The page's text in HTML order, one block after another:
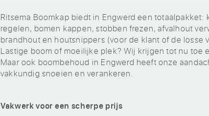
Ritsema Boomkap biedt in Engwerd een totaalpakket:
regelen, bomen kappen, stobben frezen, afvalhout
brandhout en houtsnippers (voor de klant of de losse
Lastige boom of moeilijke plek? Wij krijgen tot nu toe
Maar ook boombehoud in Engwerd heeft onze
vakkundig snoeien en verankeren.
Vakwerk voor een scherpe prijs